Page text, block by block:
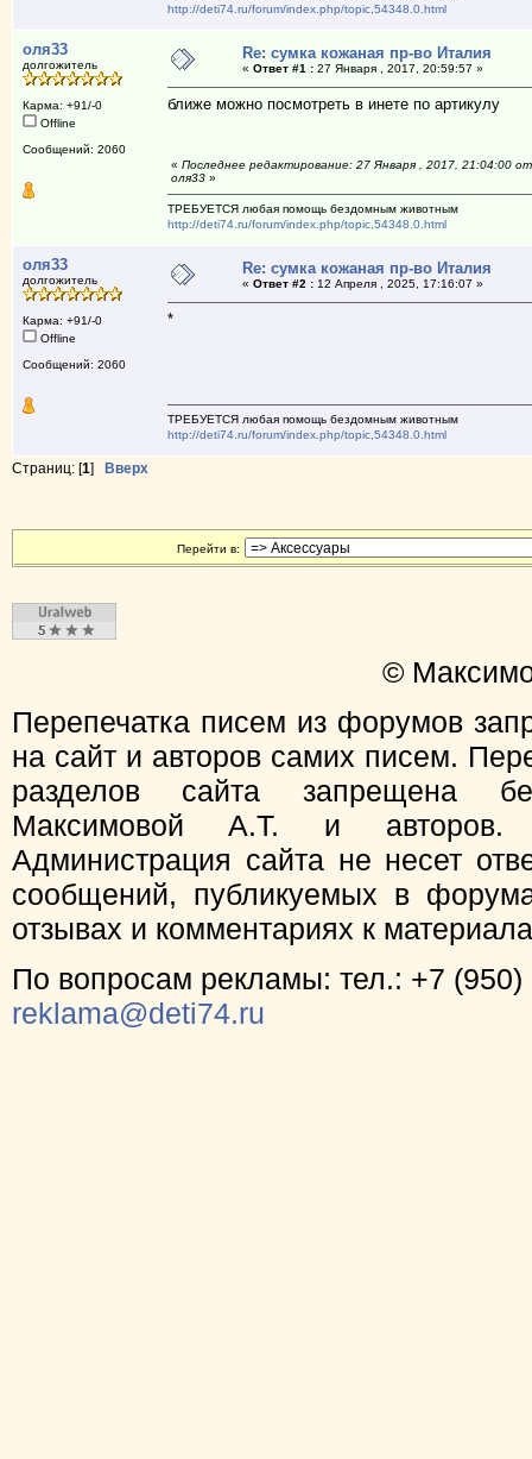
http://deti74.ru/forum/index.php/topic,54348.0.html
оля33
долгожитель
Карма: +91/-0
Offline
Сообщений: 2060
Re: сумка кожаная пр-во Италия
« Ответ #1 :27 Января , 2017, 20:59:57 »
ближе можно посмотреть в инете по артикулу
« Последнее редактирование: 27 Января , 2017, 21:04:00 от
оля33»
ТРЕБУЕТСЯ любая помощь бездомным животным
http://deti74.ru/forum/index.php/topic,54348.0.html
оля33
долгожитель
Карма: +91/-0
Offline
Сообщений: 2060
Re: сумка кожаная пр-во Италия
« Ответ #2 :12 Апреля , 2025, 17:16:07 »
*
ТРЕБУЕТСЯ любая помощь бездомным животным
http://deti74.ru/forum/index.php/topic,54348.0.html
Страниц: [1] Вверх
Перейти в:
©
Перепечатка писем из форумов
на сайт и авторов самих писем.
разделов сайта запрещена
Максимовой А.Т. и
Администрация сайта не несет
сообщений, публикуемых в
отзывах и комментариях к
По вопросам рекламы: тел.: +7 (950)
reklama@deti74.ru